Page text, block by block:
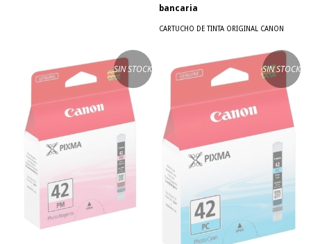
bancaria
CARTUCHO DE TINTA ORIGINAL CANON
SIN STOCK SIN STOCK